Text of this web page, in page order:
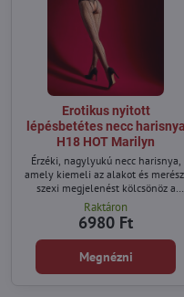
Erotikus nyitott
lépésbetétes necc harisnya
H18 HOT Marilyn
Érzéki, nagylyukú necc harisnya,
amely kiemeli az alakot és
szexi megjelenést kölcsönöz a
sziluettnak.
Raktáron
6980 Ft
Megnézni